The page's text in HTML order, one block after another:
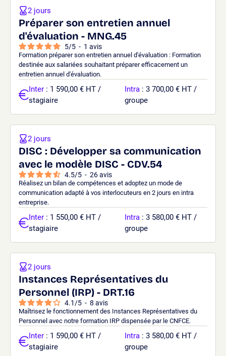
Préparer son entretien annuel
d'évaluation - MNG.45
5/5 - 1 avis
Formation préparer son entretien annuel d'évaluation : Formation
destinée aux salariées souhaitant préparer efficacement un
entretien annuel d'évaluation.
2 jours
Inter : 1 590,00 € HT /
stagiaire
Intra : 3 700,00 € HT /
groupe
DISC : Développer sa communication
avec le modèle DISC - CDV.54
4.5/5 - 26avis
Réalisez un bilan de compétences et adoptez un mode de
communication adapté à vos interlocuteurs en 2 jours en intra
entreprise.
2 jours
Inter : 1 550,00 € HT /
stagiaire
Intra : 3 580,00 € HT /
groupe
Instances Représentatives du
Personnel (IRP) - DRT.16
4.1 /5 - 8 avis
Maîtrisez le fonctionnement des Instances Représentatives du
Personnel avec notre formation IRP dispensée par le CNFCE.
2 jours
Inter : 1 590,00 € HT /
stagiaire
Intra : 3 580,00 € HT /
groupe